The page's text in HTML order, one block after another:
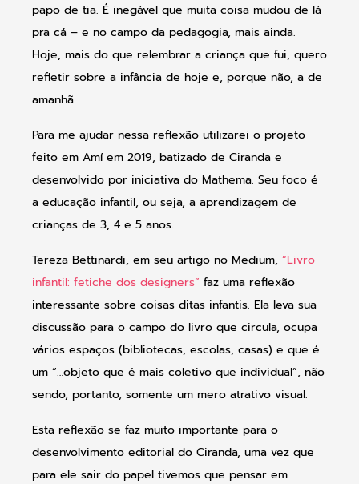
papo de tia. É inegável que muita coisa mudou de lá
pra cá – e no campo da pedagogia, mais ainda.
Hoje, mais do que relembrar a criança que fui, quero
refletir sobre a infância de hoje e, porque não, a de
amanhã.
Para me ajudar nessa reflexão utilizarei o projeto
feito em Amí em 2019, batizado de Ciranda e
desenvolvido por iniciativa do Mathema. Seu foco é
a educação infantil, ou seja, a aprendizagem de
crianças de 3, 4 e 5 anos.
Tereza Bettinardi, em seu artigo no Medium, “Livro
infantil: fetiche dos designers” faz uma reflexão
interessante sobre coisas ditas infantis. Ela leva sua
discussão para o campo do livro que circula, ocupa
vários espaços (bibliotecas, escolas, casas) e que é
um “…objeto que é mais coletivo que individual”, não
sendo, portanto, somente um mero atrativo visual.
Esta reflexão se faz muito importante para o
desenvolvimento editorial do Ciranda, uma vez que
para ele sair do papel tivemos que pensar em